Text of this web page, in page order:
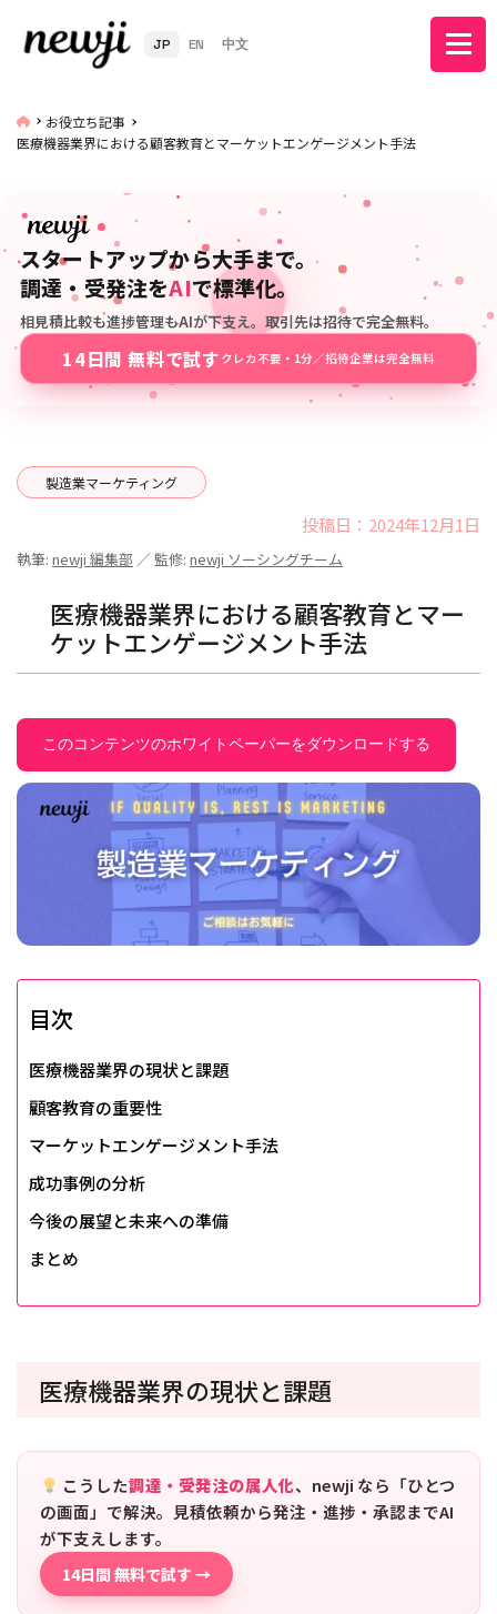
JP EN 中文
お役立ち記事
医療機器業界における顧客教育とマーケットエンゲージメント手法
スタートアップから大手まで。
調達・受発注をAIで標準化。
相見積比較も進捗管理もAIが下支え。取引先は招待で完全無料。
14日間 無料で試す クレカ不要・1分／招待企業は完全無料
製造業マーケティング
投稿日：2024年12月1日
執筆: newji 編集部 ／ 監修: newji ソーシングチーム
医療機器業界における顧客教育とマー
ケットエンゲージメント手法
このコンテンツのホワイトペーパーをダウンロードする
目次
医療機器業界の現状と課題
顧客教育の重要性
マーケットエンゲージメント手法
成功事例の分析
今後の展望と未来への準備
まとめ
医療機器業界の現状と課題
こうした調達・受発注の属人化、newji なら「ひとつ
の画面」で解決。見積依頼から発注・進捗・承認までAI
が下支えします。
14日間 無料で試す →